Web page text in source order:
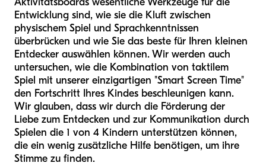
Entwicklung sind, wie sie die Kluft zwischen
physischem Spiel und Sprachkenntnissen
überbrücken und wie Sie das beste für Ihren kleinen
Entdecker auswählen können. Wir werden auch
untersuchen, wie die Kombination von taktilem
Spiel mit unserer einzigartigen "Smart Screen Time"
den Fortschritt Ihres Kindes beschleunigen kann.
Wir glauben, dass wir durch die Förderung der
Liebe zum Entdecken und zur Kommunikation durch
Spielen die 1 von 4 Kindern unterstützen können,
die ein wenig zusätzliche Hilfe benötigen, um ihre
Stimme zu finden.